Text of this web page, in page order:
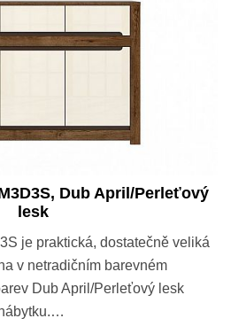
Dub April/Perleťový
lesk
je praktická, dostatečně veliká
v netradičním barevném
Dub April/Perleťový lesk